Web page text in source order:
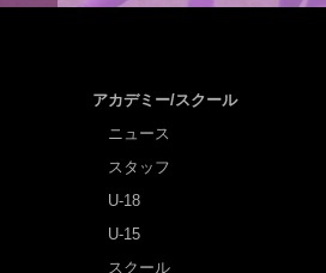
アカデミー/スクール
ニュース
スタッフ
U-18
U-15
スクール